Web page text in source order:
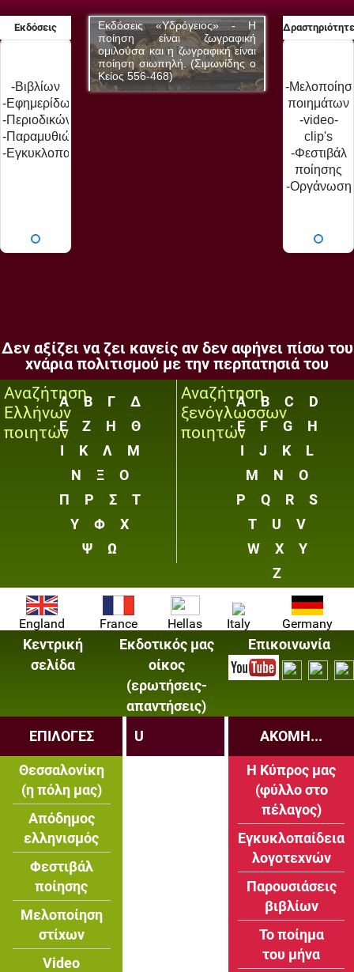
Εκδόσεις
-Βιβλίων
-Εφημερίδων
-Περιοδικών
-Παραμυθιών
-Εγκυκλοπαίδειας
- Η
ζωγραφική
Εκδόσεις «Υδρόγειος» - Η
ποίηση είναι ζωγραφική
ομιλούσα και η ζωγραφική είναι
ποίηση σιωπηλή. (Σιμωνίδης ο
Κείος 556-468)
Εκδόσεις
ποίηση
-
ποιημάτων
-video-
clip's
-Φεστιβάλ
ποίησης
-Οργάνωση
βιβλίων
Δεν αξίζει να ζει κανείς αν δεν αφήνει πίσω του
χνάρια πολιτισμού με την περπατησιά του
Αναζήτηση
Ελλήνων
ποιητών
Α Β Γ
Δ
Ε
Ζ Η
Θ
Ι
Κ Λ
Μ
Ν
Ξ
Ο
Π
Ρ Σ
Τ
Υ
Φ
Χ
Ψ
Ω
Αναζήτηση
ξενόγλωσσων
ποιητών
A B C
D
E
F G
H
I
J K
L
M
N
O
P
Q R
S
T
U
V
W
X
Y
Z
England France Hellas Italy Germany
Κεντρική
σελίδα
Εκδοτικός μας
οίκος
(ερωτήσεις-
απαντήσεις)
Επικοινωνία
ΕΠΙΛΟΓΕΣ
Θεσσαλονίκη
(η πόλη μας)
Απόδημος
ελληνισμός
Φεστιβάλ
ποίησης
Μελοποίηση
στίχων
Video
U ΑΚΟΜΗ...
Η Κύπρος μας
(φύλλο στο
πέλαγος)
Εγκυκλοπαίδεια
λογοτεχνών
Παρουσιάσεις
βιβλίων
Το ποίημα
του μήνα